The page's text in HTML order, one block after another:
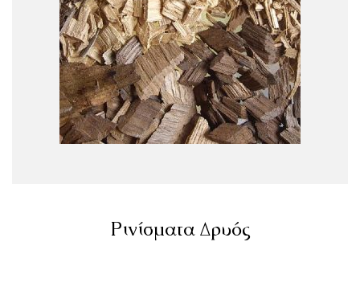
Ρινίσματα Δρυός